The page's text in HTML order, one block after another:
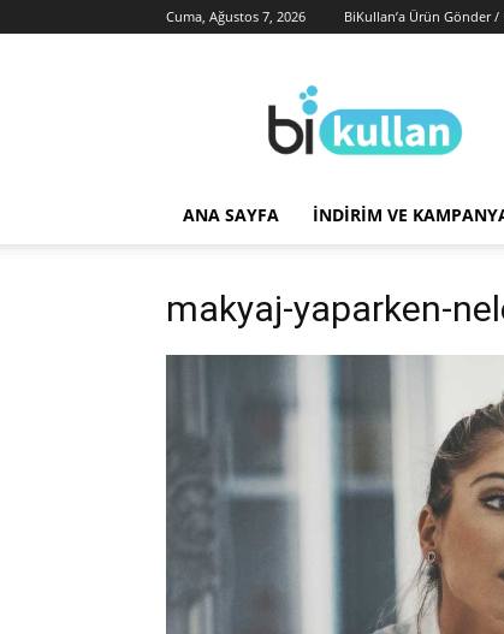
Cuma, Ağustos 7, 2026 BiKullan’a Ürün Gönder /
ANA SAYFA İNDIRIM VE
makyaj-yaparken-